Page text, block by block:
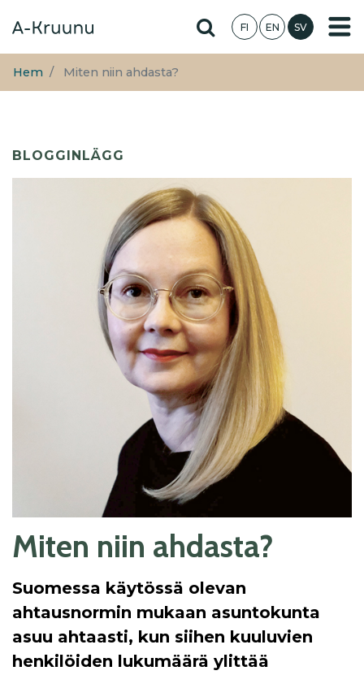
huvudinnehåll
Hae sivustolta
FI EN SV
Hem Miten niin ahdasta?
BLOGGINLÄGG
Miten niin ahdasta?
Suomessa käytössä olevan
ahtausnormin mukaan asuntokunta
asuu ahtaasti, kun siihen kuuluvien
henkilöiden lukumäärä ylittää